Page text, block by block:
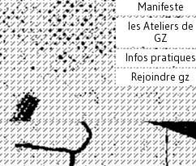
Manifeste
les Ateliers de
GZ
Infos pratiques
Rejoindre gz